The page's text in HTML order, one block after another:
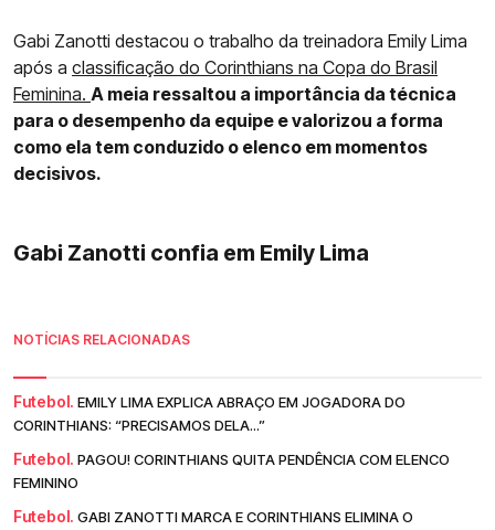
Gabi Zanotti destacou o trabalho da treinadora Emily Lima
após a classificação do Corinthians na Copa do Brasil
Feminina. A meia ressaltou a importância da técnica
para o desempenho da equipe e valorizou a forma
como ela tem conduzido o elenco em momentos
decisivos.
Gabi Zanotti confia em Emily Lima
NOTÍCIAS RELACIONADAS
Futebol. EMILY LIMA EXPLICA ABRAÇO EM JOGADORA DO
CORINTHIANS: “PRECISAMOS DELA...”
Futebol. PAGOU! CORINTHIANS QUITA PENDÊNCIA COM ELENCO
FEMININO
Futebol. GABI ZANOTTI MARCA E CORINTHIANS ELIMINA O